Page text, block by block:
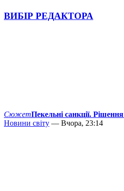
ВИБІР РЕДАКТОРА
СюжетПекельні санкції.
Новини світу — Вчора, 23:14